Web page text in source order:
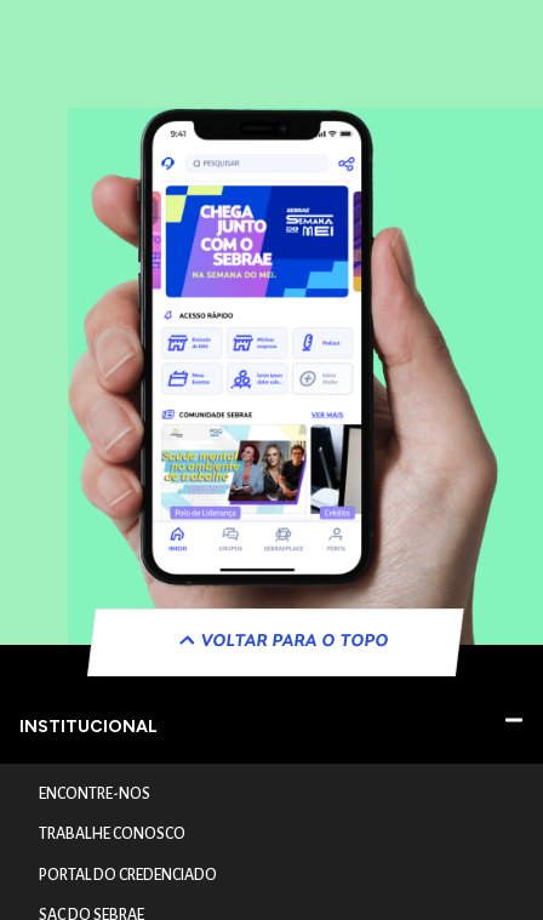
VOLTAR PARA O TOPO
INSTITUCIONAL
ENCONTRE-NOS
TRABALHE CONOSCO
PORTAL DO CREDENCIADO
SAC DO SEBRAE